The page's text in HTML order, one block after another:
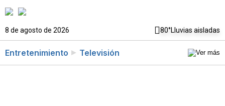
8 de agosto de 2026 80°Lluvias aisladas
Entretenimiento Televisión